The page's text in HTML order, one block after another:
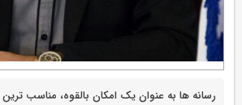
رسانه ها به عنوان یک امکان بالقوه، مناسب